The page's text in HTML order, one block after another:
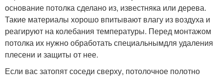
основание потолка сделано из, известняка или дерева.
Такие материалы хорошо впитывают влагу из воздуха и
реагируют на колебания температуры. Перед монтажом
потолка их нужно обработать специальнымдля удаления
плесени и защиты от нее.
Если вас затопят соседи сверху, потолочное полотно